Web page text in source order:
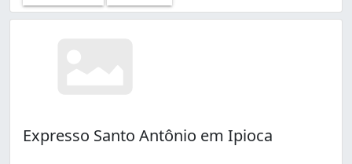
Expresso Santo Antônio em Ipioca